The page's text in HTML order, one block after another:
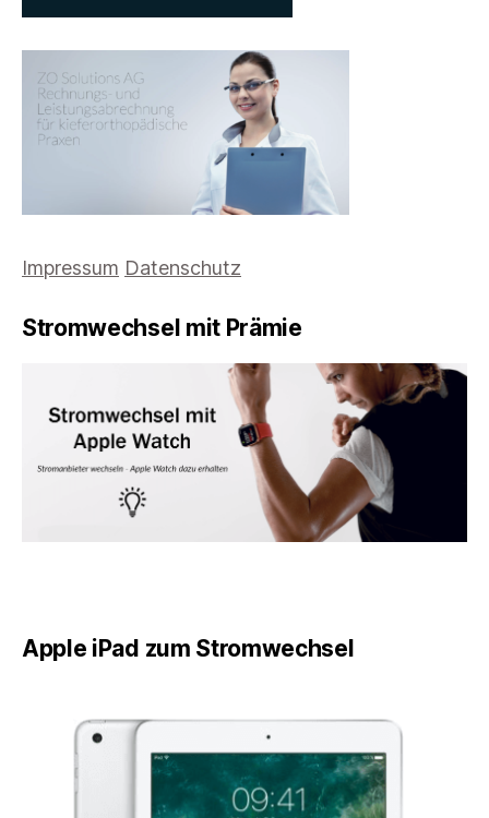
Impressum Datenschutz
Stromwechsel mit Prämie
Apple iPad zum Stromwechsel